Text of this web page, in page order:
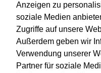
Anzeigen zu
soziale Medien
Zugriffe auf unsere
Außerdem geben wir
Verwendung unserer
Partner für soziale
DO, 03. OKT 2019